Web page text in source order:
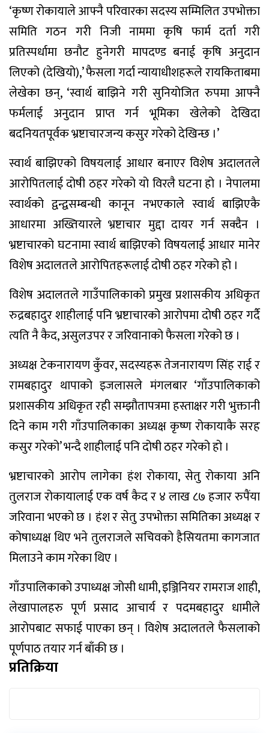
‘कृष्ण रोकायाले आफ्नै परिवारका सदस्य सम्मिलित उपभोक्ता
समिति गठन गरी निजी नाममा कृषि फार्म दर्ता गरी
प्रतिस्पर्धामा छनौट हुनेगरी मापदण्ड बनाई कृषि अनुदान
लिएको (देखियो),’ फैसला गर्दा न्यायाधीशहरूले रायकिताबमा
लेखेका छन्, ‘स्वार्थ बाझिने गरी सुनियोजित रुपमा आफ्नै
फर्मलाई अनुदान प्राप्त गर्न भूमिका खेलेको देखिदा
बदनियतपूर्वक भ्रष्टाचारजन्य कसुर गरेको देखिन्छ ।’
स्वार्थ बाझिएको विषयलाई आधार बनाएर विशेष अदालतले
आरोपितलाई दोषी ठहर गरेको यो विरलै घटना हो । नेपालमा
स्वार्थको द्वन्द्वसम्बन्धी कानून नभएकाले स्वार्थ बाझिएकै
आधारमा अख्तियारले भ्रष्टाचार मुद्दा दायर गर्न सक्दैन ।
भ्रष्टाचारको घटनामा स्वार्थ बाझिएको विषयलाई आधार मानेर
विशेष अदालतले आरोपितहरूलाई दोषी ठहर गरेको हो ।
विशेष अदालतले गाउँपालिकाको प्रमुख प्रशासकीय अधिकृत
रुद्रबहादुर शाहीलाई पनि भ्रष्टाचारको आरोपमा दोषी ठहर गर्दै
त्यति नै कैद, असुलउपर र जरिवानाको फैसला गरेको छ ।
अध्यक्ष टेकनारायण कुँवर, सदस्यहरू तेजनारायण सिंह राई र
रामबहादुर थापाको इजलासले मंगलबार ‘गाँउपालिकाको
प्रशासकीय अधिकृत रही सम्झौतापत्रमा हस्ताक्षर गरी भुक्तानी
दिने काम गरी गाँउपालिकाका अध्यक्ष कृष्ण रोकायाकै सरह
कसुर गरेको’ भन्दै शाहीलाई पनि दोषी ठहर गरेको हो ।
भ्रष्टाचारको आरोप लागेका हंश रोकाया, सेतु रोकाया अनि
तुलराज रोकायालाई एक वर्ष कैद र ४ लाख ८७ हजार रुपैंया
जरिवाना भएको छ । हंश र सेतु उपभोक्ता समितिका अध्यक्ष र
कोषाध्यक्ष थिए भने तुलराजले सचिवको हैसियतमा कागजात
मिलाउने काम गरेका थिए ।
गाँउपालिकाको उपाध्यक्ष जोसी धामी, इञ्जिनियर रामराज शाही,
लेखापालहरु पूर्ण प्रसाद आचार्य र पदमबहादुर धामीले
आरोपबाट सफाई पाएका छन् । विशेष अदालतले फैसलाको
पूर्णपाठ तयार गर्न बाँकी छ ।
प्रतिक्रिया